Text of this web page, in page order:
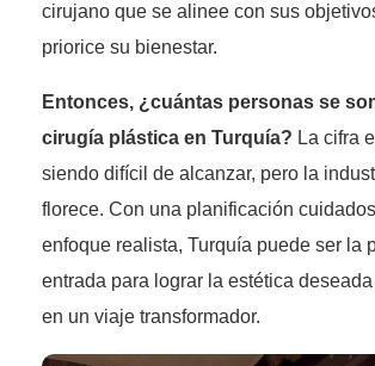
cirujano que se alinee con sus
priorice su bienestar.
Entonces, ¿cuántas personas se
cirugía plástica en Turquía? La cifra
siendo difícil de alcanzar, pero la
florece. Con una planificación
enfoque realista, Turquía puede ser la
entrada para lograr la estética
en un viaje transformador.